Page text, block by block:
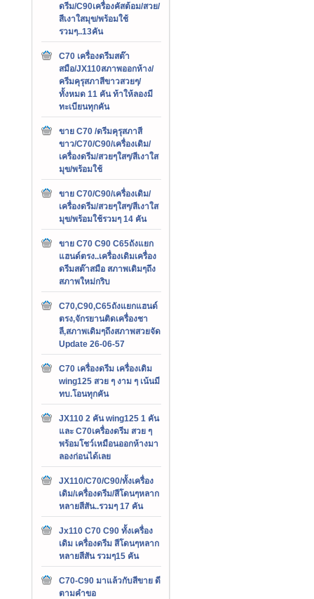
ดรีม/C90เครื่องคัสต้อม/สวย/
สีเงาใสมุข/พร้อมใช้
รวมๆ..13คัน
C70 เครื่องดรีมสต๊า
สมือ/JX110สภาพออกห้าง/
ครีมคุรุสภาสีขาวสวยๆ/
ทั้งหมด 11 คัน ท้าให้ลองมี
ทะเบียนทุกคัน
ขาย C70 /ดรีมคุรุสภาสี
ขาว/C70/C90/เครื่องเดิม/
เครื่องดรีม/สวยๆใสๆ/สีเงาใส
มุข/พร้อมใช้
ขาย C70/C90/เครื่องเดิม/
เครื่องดรีม/สวยๆใสๆ/สีเงาใส
มุข/พร้อมใช้รวมๆ 14 คัน
ขาย C70 C90 C65ถังแยก
แฮนด์ตรง..เครื่องเดิมเครื่อง
ดรีมสต๊าสมือ สภาพเดิมๆถึง
สภาพใหม่กริบ
C70,C90,C65ถังแยกแฮนด์
ตรง,จักรยานติดเครื่องชา
ลี,สภาพเดิมๆถึงสภาพสวยจัด
Update 26-06-57
C70 เครื่องดรีม เครื่องเดิม
wing125 สวย ๆ งาม ๆ เน้นมี
ทบ.โอนทุกคัน
JX110 2 คัน wing125 1 คัน
และ C70เครื่องดรีม สวย ๆ
พร้อมโชว์เหมือนออกห้างมา
ลองก่อนได้เลย
JX110/C70/C90/ทั้งเครื่อง
เดิม/เครื่องดรีม/สีโดนๆหลาก
หลายสีสัน..รวมๆ 17 คัน
Jx110 C70 C90 ทั้งเครื่อง
เดิม เครื่องดรีม สีโดนๆหลาก
หลายสีสัน รวมๆ15 คัน
C70-C90 มาแล้วกับสีขาย ดี
ตามคำขอ